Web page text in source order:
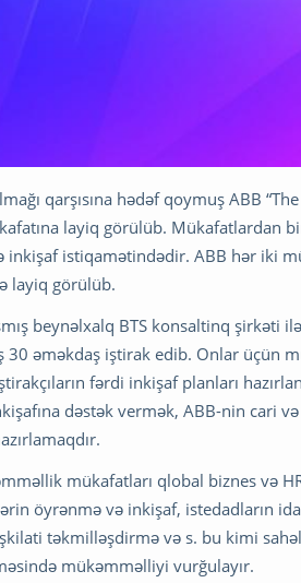
qarşısına hədəf qoymuş ABB
layiq görülüb. Mükafatlardan
inkişaf istiqamətindədir. ABB hər iki
layiq görülüb.
beynəlxalq BTS konsaltinq şirkəti
əməkdaş iştirak edib. Onlar üçün
fərdi inkişaf planları
dəstək vermək, ABB-nin cari
mükafatları qlobal biznes və
öyrənmə və inkişaf, istedadların
təkmilləşdirmə və s. bu kimi
mükəmməlliyi vurğulayır.